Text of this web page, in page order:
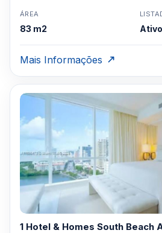
ÁREA
83 m2 Ativo
Mais Informações
1 Hotel & Homes South Beach